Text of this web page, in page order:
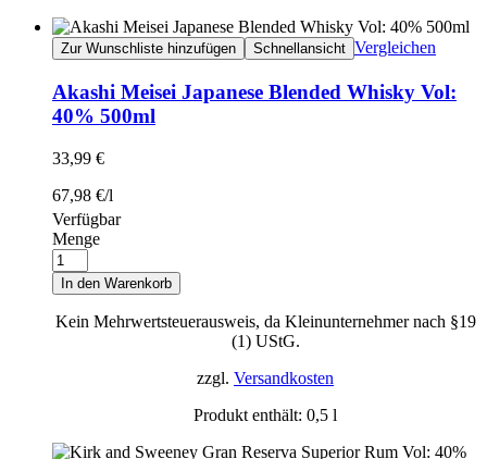
Zur Wunschliste hinzufügen Schnellansicht Vergleichen
Akashi Meisei Japanese Blended Whisky Vol:
40% 500ml
33,99 €
67,98 €/l
Verfügbar
Menge
In den Warenkorb
Kein Mehrwertsteuerausweis, da Kleinunternehmer nach §19
(1) UStG.
zzgl. Versandkosten
Produkt enthält: 0,5 l